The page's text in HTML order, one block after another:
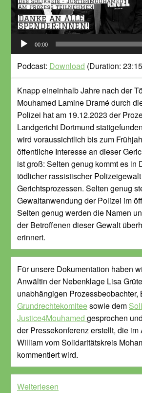
Audio-
Player
00:00
Podcast: Download (Duration:
Knapp eineinhalb Jahre nach der
Mouhamed Lamine Dramé durch
Polizei hat am 19.12.2023 der
Landgericht Dortmund
wird voraussichtlich bis zum
öffentliche Interesse an dieser
ist groß: Selten genug kommt es in
tödlicher rassistischer
Gerichtsprozessen. Selten genug
Gewaltanwendung der Polizei im
Selten genug werden die Namen
der Betroffenen dieser Gewalt
erinnert.
Für unsere Dokumentation haben
Anwältin der Nebenklage Lisa
unabhängigen Prozessbeobachter,
Grundrechtekomiteesowie dem
Justice4Mouhamed gesprochen
der Pressekonferenz erstellt, die im
William vom Solidaritätskreis
kommentiert wird.
Weiterlesen